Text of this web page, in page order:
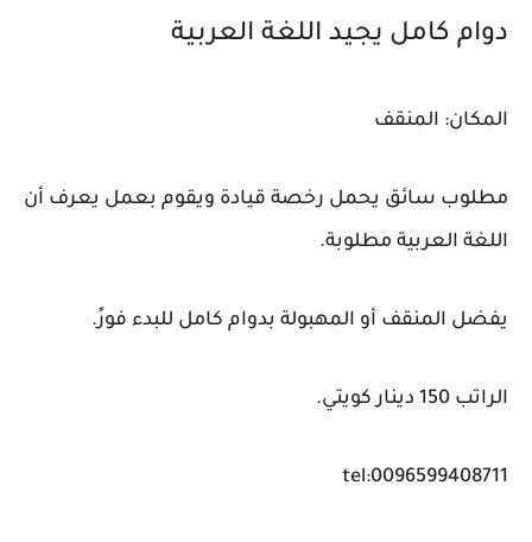
دوام كامل يجيد اللغة العربية
المكان: المنقف
مطلوب سائق يحمل رخصة قيادة ويقوم بعمل يعرف أن
اللغة العربية مطلوبة.
يفضل المنقف أو المهبولة بدوام كامل للبدء فورً.
الراتب 150 دينار كويتي.
tel:0096599408711